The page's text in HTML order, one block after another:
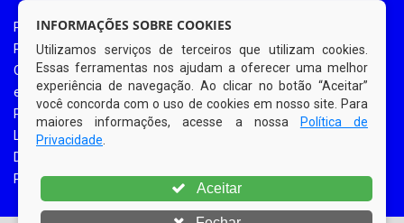
Portal da Transparência
Portal da Transparência COVID-19
Ouvidoria Eletrônica
e-SIC
Processos de Licitação
Licitações em Andamento
Diário Oficial
Portal do Contribuinte
INFORMAÇÕES SOBRE COOKIES
Utilizamos serviços de terceiros que utilizam cookies.
Essas ferramentas nos ajudam a oferecer uma melhor
experiência de navegação. Ao clicar no botão “Aceitar”
você concorda com o uso de cookies em nosso site. Para
maiores informações, acesse a nossa
Política de
Privacidade
Aceitar